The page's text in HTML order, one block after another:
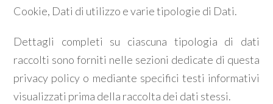
Cookie, Dati di utilizzo e varie tipologie di Dati.
Dettagli completi su ciascuna tipologia di dati
raccolti sono forniti nelle sezioni dedicate di questa
privacy policy o mediante specifici testi informativi
visualizzati prima della raccolta dei dati stessi.
Tipologia
multiscelta
Qualsiasi